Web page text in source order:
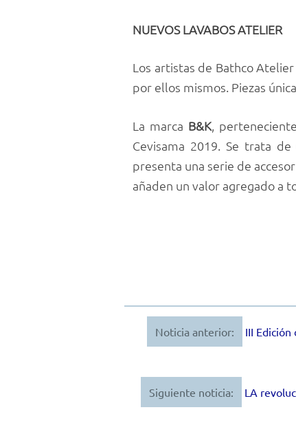
NUEVOS LAVABOS ATELIER
Los artistas de Bathco
por ellos mismos. Piezas
La marca B&K ,
Cevisama 2019. Se trata
presenta una serie de
añaden un valor agregado a
Navegación
entradas
Noticia anterior:
III Edición
Siguiente noticia: LA